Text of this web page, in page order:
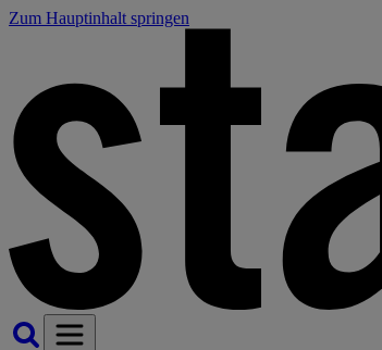
Zum Hauptinhalt springen